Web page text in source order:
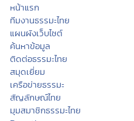
หน้าแรก
ทีมงานธรรมะไทย
แผนผังเว็บไซต์
ค้นหาข้อมูล
ติดต่อธรรมะไทย
สมุดเยี่ยม
เครือข่ายธรรมะ
สัญลักษณ์ไทย
มุมสมาชิกธรรมะไทย